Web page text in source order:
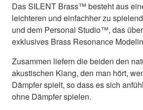
Das SILENT Brass™ besteht aus
leichteren und einfachher zu
und dem Personal Studio™, das
exklusives Brass Resonance
Zusammen liefern die beiden den
akustischen Klang, den man hört,
Dämpfer spielt, so dass es sich
ohne Dämpfer spielen.